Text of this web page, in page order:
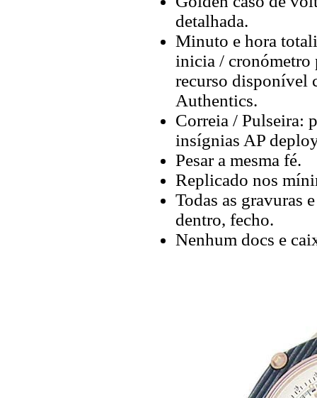
detalhada.
Minuto e hora
inicia / cronómetro
recurso disponível
Authentics.
Correia / Pulseira:
insígnias AP
Pesar a mesma fé.
Replicado nos
Todas as gravuras
dentro, fecho.
Nenhum docs e